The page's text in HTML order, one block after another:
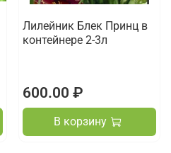
Лилейник Блек Принц в
контейнере 2-3л
600.00 ₽
В корзину